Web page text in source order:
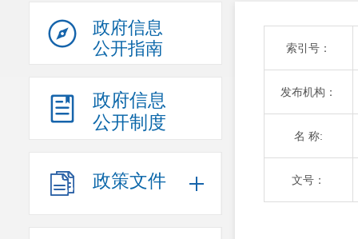
政府信息
公开指南
政府信息
公开制度
政策文件
索引号：
发布机构：
名 称:
文号：